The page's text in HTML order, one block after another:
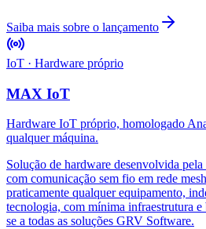
Saiba mais sobre o lançamento
IoT · Hardware próprio
MAX IoT
Hardware IoT próprio, homologado
qualquer máquina.
Solução de hardware desenvolvida
com comunicação sem fio em rede
praticamente qualquer equipamento,
tecnologia, com mínima infraestrutura
se a todas as soluções GRV Software.